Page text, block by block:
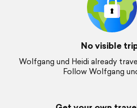
No visible
Wolfgang und Heidi already
Follow Wolfgang